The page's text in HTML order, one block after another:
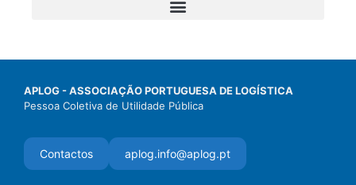
APLOG - ASSOCIAÇÃO PORTUGUESA DE LOGÍSTICA
Pessoa Coletiva de Utilidade Pública
Contactos aplog.info@aplog.pt